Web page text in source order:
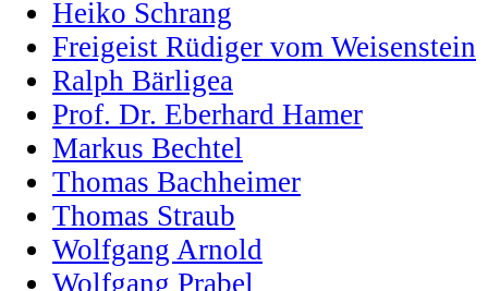
Heiko Schrang
Freigeist Rüdiger vom Weisenstein
Ralph Bärligea
Prof. Dr. Eberhard Hamer
Markus Bechtel
Thomas Bachheimer
Thomas Straub
Wolfgang Arnold
Wolfgang Prabel